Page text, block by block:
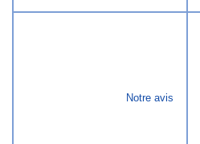
Notre avis